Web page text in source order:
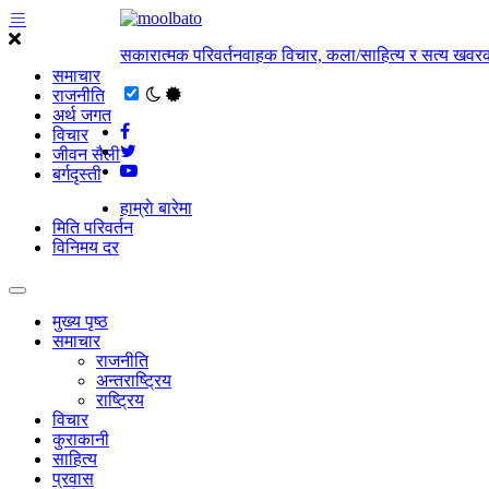
समाचार
राजनीति
अर्थ जगत
विचार
जीवन सैली
बर्गदृस्ती
सकारात्मक परिवर्तनवाहक विचार, कला/साहित्य र सत्य
हाम्राे बारेमा
मिति परिवर्तन
विनिमय दर
मुख्य पृष्ठ
समाचार
राजनीति
अन्तराष्ट्रिय
राष्ट्रिय
विचार
कुराकानी
साहित्य
प्रवास